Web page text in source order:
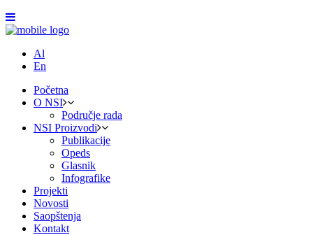
Al
En
Početna
O NSI
Područje rada
NSI Proizvodi
Publikacije
Opeds
Glasnik
Infografike
Projekti
Novosti
Saopštenja
Kontakt